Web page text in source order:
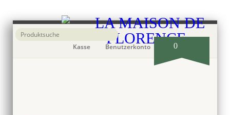
Kasse Benutzerkonto 0